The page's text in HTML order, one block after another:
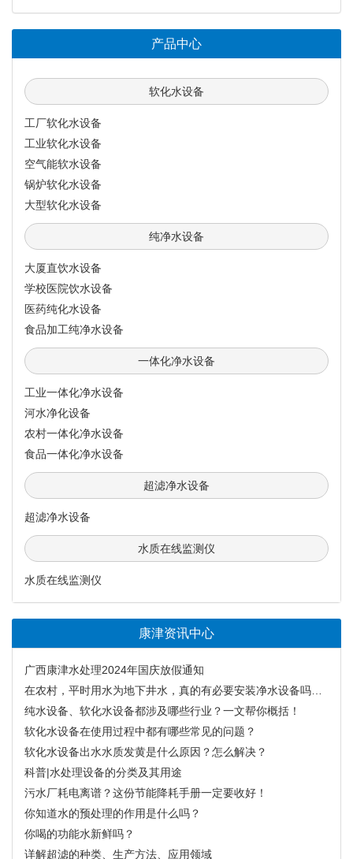
产品中心
软化水设备
工厂软化水设备
工业软化水设备
空气能软水设备
锅炉软化水设备
大型软化水设备
纯净水设备
大厦直饮水设备
学校医院饮水设备
医药纯化水设备
食品加工纯净水设备
一体化净水设备
工业一体化净水设备
河水净化设备
农村一体化净水设备
食品一体化净水设备
超滤净水设备
超滤净水设备
水质在线监测仪
水质在线监测仪
康津资讯中心
广西康津水处理2024年国庆放假通知
纯水设备、软化水设备都涉及哪些行业？一文帮你概括！
软化水设备在使用过程中都有哪些常见的问题？
软化水设备出水水质发黄是什么原因？怎么解决？
科普|水处理设备的分类及其用途
污水厂耗电离谱？这份节能降耗手册一定要收好！
你知道水的预处理的作用是什么吗？
你喝的功能水新鲜吗？
详解超滤的种类、生产方法、应用领域